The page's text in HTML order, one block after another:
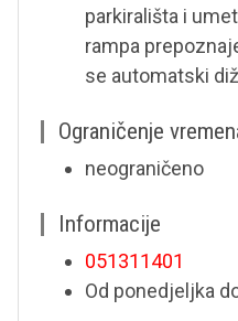
parkirališta i
rampa
se automatski
Ograničenje
neograničeno
Informacije
051311401
Od ponedjeljka